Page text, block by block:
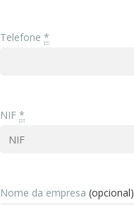
Telefone *
NIF *
Nome da empresa (opcional)